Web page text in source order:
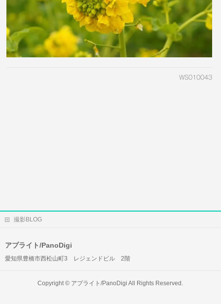
WS010043
撮影BLOG
アプライト/PanoDigi
愛知県豊橋市西松山町3 レジェンドビル 2階
Copyright © アプライト/PanoDigi All Rights Reserved.